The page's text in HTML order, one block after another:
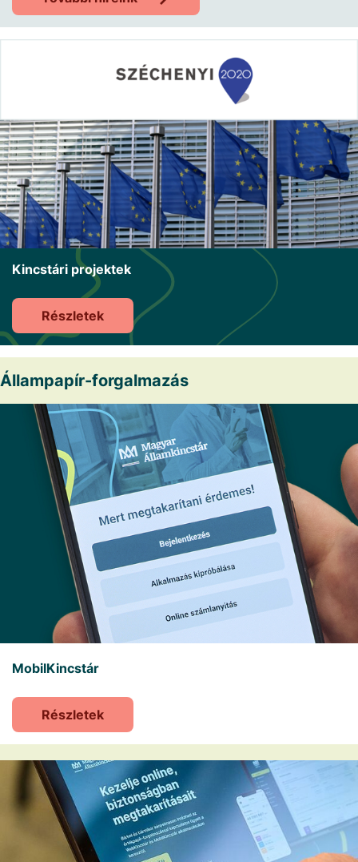
Kincstári projektek
Részletek
Állampapír-forgalmazás
MobilKincstár
Részletek